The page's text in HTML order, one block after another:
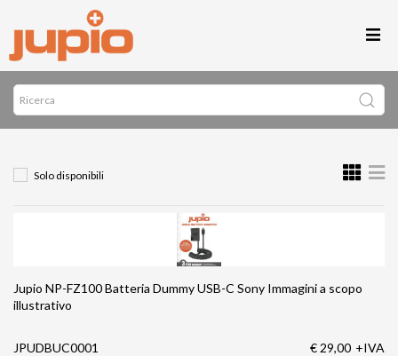
Solo disponibili
Jupio NP-FZ100 Batteria Dummy USB-C Sony Immagini a scopo
illustrativo
JPUDBUC0001 € 29,00 +IVA